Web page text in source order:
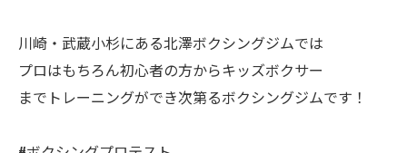
川崎・武蔵小杉にある北澤ボクシングジムでは
プロはもちろん初心者の方からキッズボクサー
までトレーニングができ次第るボクシングジムです！